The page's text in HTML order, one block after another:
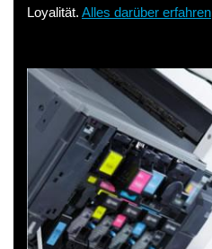
Loyalität. Alles darüber erfahren